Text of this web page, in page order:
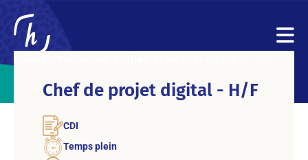
Chef de projet digital - H/F
CDI
Temps plein